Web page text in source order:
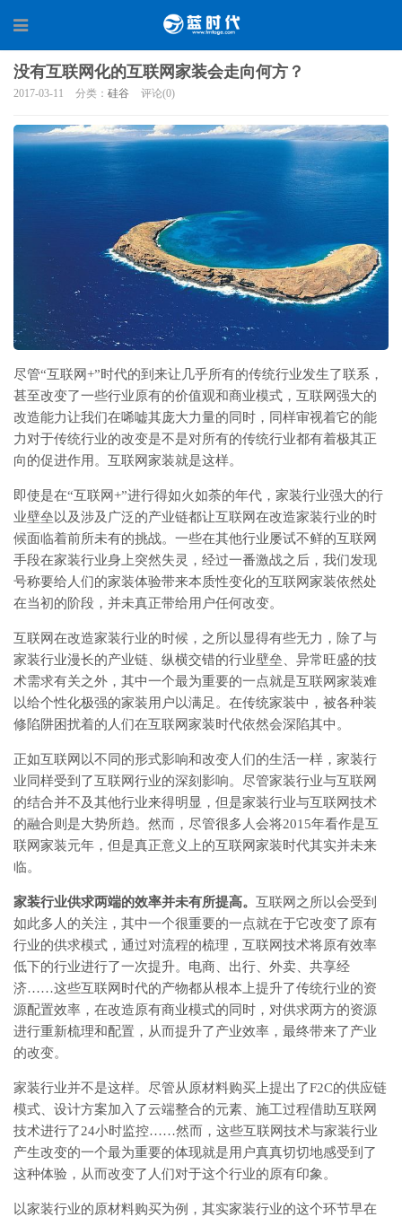
没有互联网化的互联网家装会走向何方？
2017-03-11 分类： 硅谷 评论(0)
尽管“互联网+”时代的到来让几乎所有的传统行业发生了联系，
甚至改变了一些行业原有的价值观和商业模式，互联网强大的
改造能力让我们在唏嘘其庞大力量的同时，同样审视着它的能
力对于传统行业的改变是不是对所有的传统行业都有着极其正
向的促进作用。互联网家装就是这样。
即使是在“互联网+”进行得如火如荼的年代，家装行业强大的行
业壁垒以及涉及广泛的产业链都让互联网在改造家装行业的时
候面临着前所未有的挑战。一些在其他行业屡试不鲜的互联网
手段在家装行业身上突然失灵，经过一番激战之后，我们发现
号称要给人们的家装体验带来本质性变化的互联网家装依然处
在当初的阶段，并未真正带给用户任何改变。
互联网在改造家装行业的时候，之所以显得有些无力，除了与
家装行业漫长的产业链、纵横交错的行业壁垒、异常旺盛的技
术需求有关之外，其中一个最为重要的一点就是互联网家装难
以给个性化极强的家装用户以满足。在传统家装中，被各种装
修陷阱困扰着的人们在互联网家装时代依然会深陷其中。
正如互联网以不同的形式影响和改变人们的生活一样，家装行
业同样受到了互联网行业的深刻影响。尽管家装行业与互联网
的结合并不及其他行业来得明显，但是家装行业与互联网技术
的融合则是大势所趋。然而，尽管很多人会将2015年看作是互
联网家装元年，但是真正意义上的互联网家装时代其实并未来
临。
家装行业供求两端的效率并未有所提高。 互联网之所以会受到
如此多人的关注，其中一个很重要的一点就在于它改变了原有
行业的供求模式，通过对流程的梳理，互联网技术将原有效率
低下的行业进行了一次提升。电商、出行、外卖、共享经
济……这些互联网时代的产物都从根本上提升了传统行业的资
源配置效率，在改造原有商业模式的同时，对供求两方的资源
进行重新梳理和配置，从而提升了产业效率，最终带来了产业
的改变。
家装行业并不是这样。尽管从原材料购买上提出了F2C的供应链
模式、设计方案加入了云端整合的元素、施工过程借助互联网
技术进行了24小时监控……然而，这些互联网技术与家装行业
产生改变的一个最为重要的体现就是用户真真切切地感受到了
这种体验，从而改变了人们对于这个行业的原有印象。
以家装行业的原材料购买为例，其实家装行业的这个环节早在